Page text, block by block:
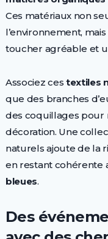
Ces matériaux non
l’environnement,
toucher agréable et
Associez cestextiles
que des branches
des coquillages pour
décoration. Une
naturels ajoute de la
en restant cohérente
bleues.
Des